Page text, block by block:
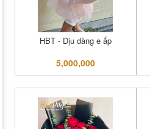
HBT - Dịu dàng e ấp
5,000,000